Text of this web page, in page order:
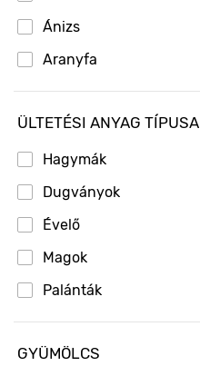
Ánizs
Aranyfa
Árnyékliliom
Articsóka
Árvácskák
Astilbe
Azálea
Bab
Bazsalikom
Bazsarózsa
Bazsarózsa lágyszárú
ÜLTETÉSI ANYAG TÍPUSA
Hagymák
Dugványok
Évelő
Magok
Palánták
GYÜMÖLCS